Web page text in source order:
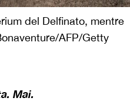
del Delfinato, mentre
AFP/Getty
Mai.